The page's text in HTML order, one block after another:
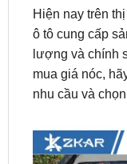
lượng và chính
mua giá nóc,
nhu cầu và